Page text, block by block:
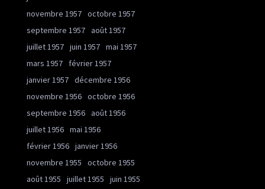
novembre 1957 octobre 1957
septembre 1957 août 1957
juillet 1957 juin 1957 mai 1957
mars 1957
février 1957
janvier 1957 décembre 1956
novembre 1956 octobre 1956
septembre 1956 août 1956
juillet 1956 mai 1956
février 1956 janvier 1956
novembre 1955
octobre 1955
août 1955
juillet 1955
juin 1955